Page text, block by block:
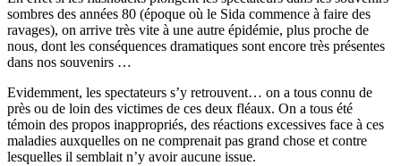
sombres des années 80 (époque où le Sida commence à faire des
ravages), on arrive très vite à une autre épidémie, plus proche de
nous, dont les conséquences dramatiques sont encore très présentes
dans nos souvenirs …
Evidemment, les spectateurs s’y retrouvent… on a tous connu de
près ou de loin des victimes de ces deux fléaux. On a tous été
témoin des propos inappropriés, des réactions excessives face à ces
maladies auxquelles on ne comprenait pas grand chose et contre
lesquelles il semblait n’y avoir aucune issue.